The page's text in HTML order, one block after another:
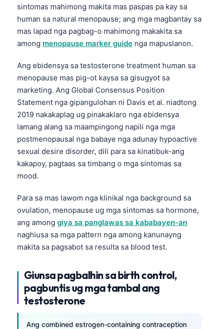
sintomas mahimong makita mas paspas pa kay sa
human sa natural menopause; ang mga magbantay sa
mas lapad nga pagbag-o mahimong makakita sa
among menopause marker guide nga mapuslanon.
Ang ebidensya sa testosterone treatment human sa
menopause mas pig-ot kaysa sa gisugyot sa
marketing. Ang Global Consensus Position
Statement nga gipangulohan ni Davis et al. niadtong
2019 nakakaplag ug pinakaklaro nga ebidensya
lamang alang sa maampingong napili nga mga
postmenopausal nga babaye nga adunay hypoactive
sexual desire disorder, dili para sa kinatibuk-ang
kakapoy, pagtaas sa timbang o mga sintomas sa
mood.
Para sa mas lawom nga klinikal nga background sa
ovulation, menopause ug mga sintomas sa hormone,
ang among giya sa panglawas sa kababayen-an
naghiusa sa mga pattern nga among kanunayng
makita sa pagsabot sa resulta sa blood test.
Giunsa pagbalhin sa birth control,
pagbuntis ug mga tambal ang
testosterone
Ang combined estrogen-containing contraception
Hrvatski
Slovenčina
سنڌي
සිංහල
অসমীয়া
Македонски јазик
Euskara
Gàidhlig
Occitan
العربية المغربية
Afrikaans
ພາສາລາວ
Basa Jawa
ئۇيغۇرچە